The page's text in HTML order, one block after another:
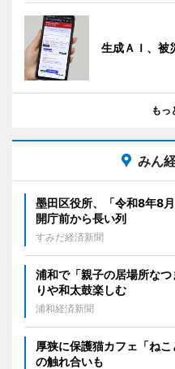
生成ＡＩ、被
もっ
みん
墨田区役所、「令和8年8
開庁前から長い列
すみだ経済新聞
浦和で「親子の居場所な
りや和太鼓楽しむ
浦和経済新聞
厚狭に保護猫カフェ「ね
の触れ合いも